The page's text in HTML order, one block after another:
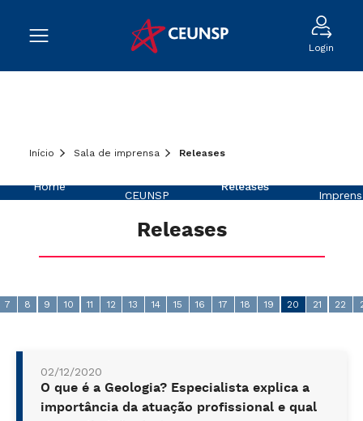
Login
Home
CEUNSP
Releases
Início Sala de imprensa Releases
Releases
7 8 9 10 11 12 13 14 15 16 17 18 19 20 21 22
02/12/2020
O que é a Geologia? Especialista explica a
importância da atuação profissional e qual